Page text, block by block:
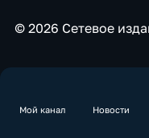
Мой канал Новости
© 2026 Сетевое